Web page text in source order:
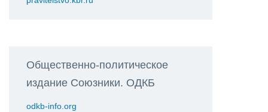
Общественно-политическое
издание Союзники. ОДКБ
odkb-info.org